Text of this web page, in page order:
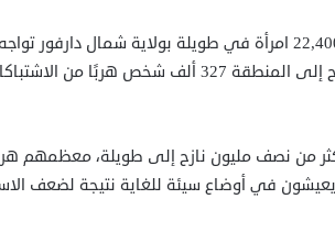
وذكر أن 22,400 امرأة في طويلة بولاية شمال
بعد أن نزح إلى المنطقة 327 ألف شخص
من نصف مليون نازح إلى طويلة، معظمهم
يعيشون في أوضاع سيئة للغاية نتيجة لضعف